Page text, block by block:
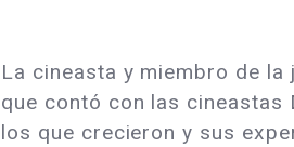
La cineasta y miembro de
que contó con las cineastas
los que crecieron y sus